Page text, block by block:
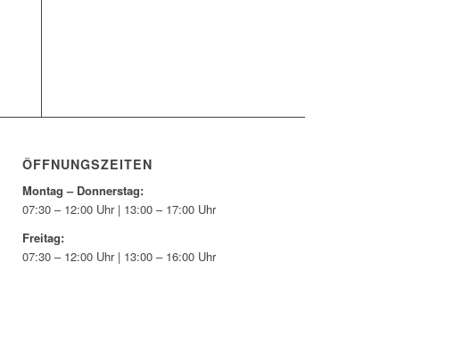
ÖFFNUNGSZEITEN
Montag – Donnerstag:
07:30 – 12:00 Uhr | 13:00 – 17:00 Uhr
Freitag:
07:30 – 12:00 Uhr | 13:00 – 16:00 Uhr